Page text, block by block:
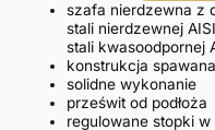
szafa nierdzewna z
stali nierdzewnej
stali kwasoodpornej
konstrukcja spawana
solidne wykonanie
prześwit od podłoża
regulowane stopki